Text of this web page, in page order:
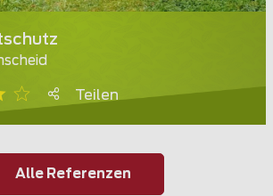
Teilen
Alle Referenzen